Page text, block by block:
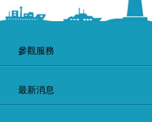
參觀服務
最新消息